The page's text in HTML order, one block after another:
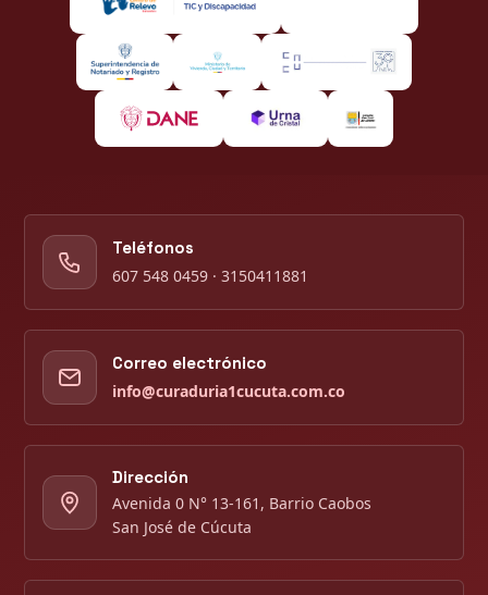
Teléfonos
607 548 0459 · 3150411881
Correo electrónico
info@curaduria1cucuta.com.co
Dirección
Avenida 0 N° 13-161, Barrio Caobos
San José de Cúcuta